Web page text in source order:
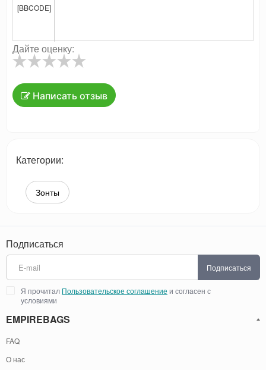
[BBCODE]
Дайте оценку:
Написать отзыв
Категории:
Зонты
Подписаться
Подписаться
Я прочитал Пользовательское соглашение и согласен с
условиями
EMPIREBAGS
FAQ
О нас